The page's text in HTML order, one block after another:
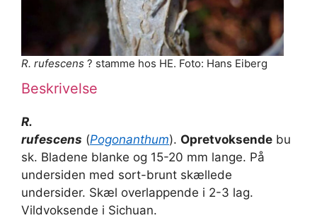
R. rufescens ? stamme hos HE. Foto: Hans Eiberg
Beskrivelse
R.
rufescens (Pogonanthum). Opretvoksende bu
sk. Bladene blanke og 15-20 mm lange. På
undersiden med sort-brunt skællede
undersider. Skæl overlappende i 2-3 lag.
Vildvoksende i Sichuan.